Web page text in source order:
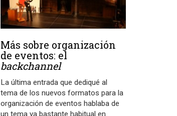
Más sobre organización
de eventos: el
backchannel
La última entrada que dediqué al
tema de los nuevos formatos para la
organización de eventos hablaba de
un tema ya bastante habitual en